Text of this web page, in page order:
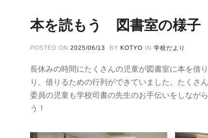
本を読もう 図書室の様子
POSTED ON 2025/06/13 BY KOTYO IN 学校だより
長休みの時間にたくさんの児童が図書室に本を借
り、借りるための行列ができていました。たくさ
委員の児童も学校司書の先生のお手伝いをしなが
う！